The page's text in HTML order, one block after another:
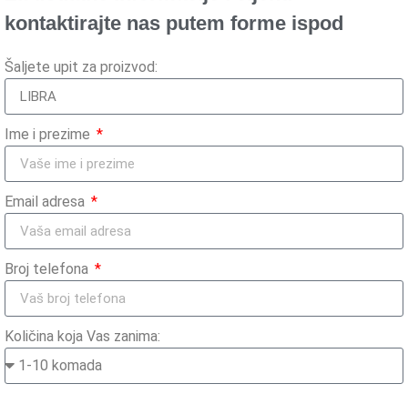
kontaktirajte nas putem forme ispod
Šaljete upit za proizvod:
Ime i prezime
Email adresa
Broj telefona
Količina koja Vas zanima: